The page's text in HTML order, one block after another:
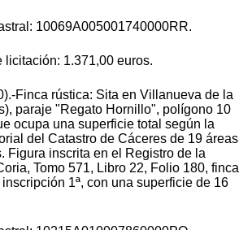
10069A005001740000RR.
licitación: 1.371,00 euros.
Finca rústica: Sita en Villanueva de la
paraje "Regato Hornillo", polígono 10
ocupa una superficie total según la
del Catastro de Cáceres de 19 áreas
Figura inscrita en el Registro de la
Tomo 571, Libro 22, Folio 180, finca
1ª, con una superficie de 16